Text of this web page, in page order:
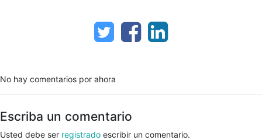
No hay comentarios por ahora
Escriba un comentario
Usted debe ser registrado escribir un comentario.